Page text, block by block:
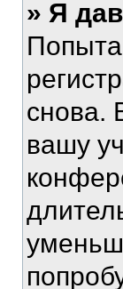
» Я
снова.
вашу